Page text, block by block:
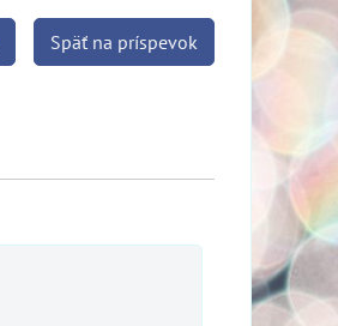
Späť na príspevok